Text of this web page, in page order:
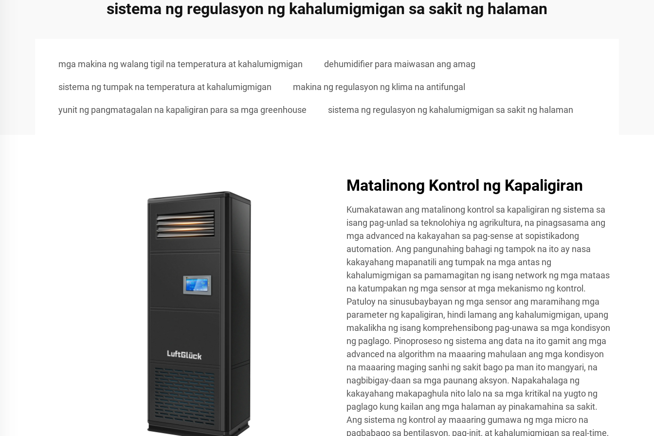
sistema ng regulasyon ng kahalumigmigan sa sakit ng halaman
mga makina ng walang tigil na temperatura at kahalumigmigan dehumidifier para maiwasan ang amag
sistema ng tumpak na temperatura at kahalumigmigan makina ng regulasyon ng klima na antifungal
yunit ng pangmatagalan na kapaligiran para sa mga greenhouse sistema ng regulasyon ng kahalumigmigan sa sakit ng halaman
Matalinong Kontrol ng Kapaligiran
Kumakatawan ang matalinong kontrol sa kapaligiran ng sistema sa
isang pag-unlad sa teknolohiya ng agrikultura, na pinagsasama ang
mga advanced na kakayahan sa pag-sense at sopistikadong
automation. Ang pangunahing bahagi ng tampok na ito ay nasa
kakayahang mapanatili ang tumpak na mga antas ng
kahalumigmigan sa pamamagitan ng isang network ng mga mataas
na katumpakan ng mga sensor at mga mekanismo ng kontrol.
Patuloy na sinusubaybayan ng mga sensor ang maramihang mga
parameter ng kapaligiran, hindi lamang ang kahalumigmigan, upang
makalikha ng isang komprehensibong pag-unawa sa mga kondisyon
ng paglago. Pinoproseso ng sistema ang data na ito gamit ang mga
advanced na algorithm na maaaring mahulaan ang mga kondisyon
na maaaring maging sanhi ng sakit bago pa man ito mangyari, na
nagbibigay-daan sa mga paunang aksyon. Napakahalaga ng
kakayahang makapaghula nito lalo na sa mga kritikal na yugto ng
paglago kung kailan ang mga halaman ay pinakamahina sa sakit.
Ang sistema ng kontrol ay maaaring gumawa ng mga micro na
pagbabago sa bentilasyon, pag-init, at kahalumigmigan sa real-time,